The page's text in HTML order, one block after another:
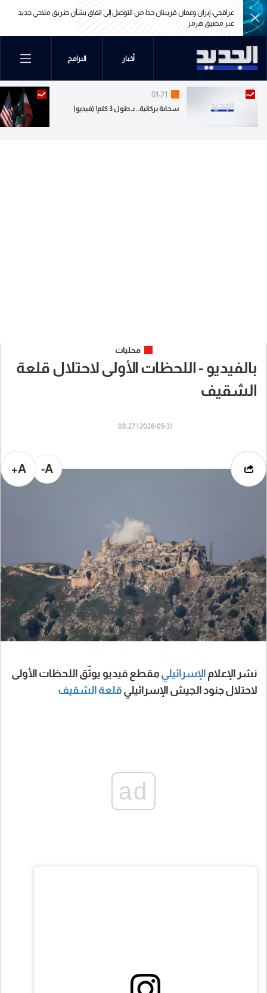
جدا من التوصل إلى اتفاق بشأن طريق ملاحي جديد
جدا من التوصل إلى اتفاق بشأن طريق ملاحي جديد
الرئيس الإيراني مسعود بزشكيان:
مذكرة التفاهم ونحن بدورنا رددنا عليهم
أخبار البرامج
01:21
سحابة بركانية.. بـ طول 3 كلم! (فيديو)
محليات
بالفيديو - اللحظات الأولى لاحتلال قلعة
الشقيف
2026-05-31 | 08:27
A-
A+
نشر الإعلام الإسرائيلي مقطع فيديو يوثّق اللحظات الأولى
لاحتلال جنود الجيش الإسرائيلي قلعة الشقيف
ad